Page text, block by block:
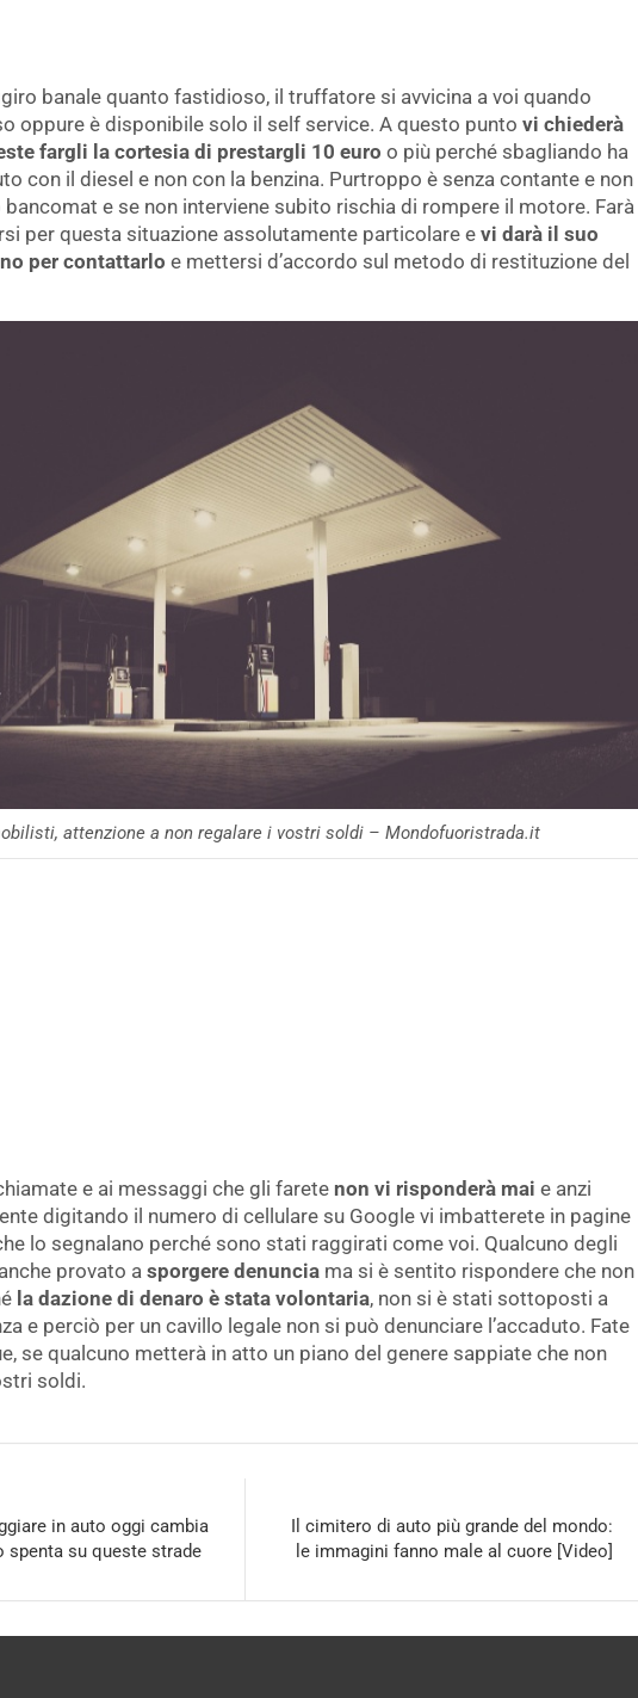
banale quanto fastidioso, il truffatore si avvicina a voi quando
oppure è disponibile solo il self service. A questo punto vi chiederà
fargli la cortesia di prestargli 10 euro o più perché sbagliando ha
con il diesel e non con la benzina. Purtroppo è senza contante e non
bancomat e se non interviene subito rischia di rompere il motore. Farà
per questa situazione assolutamente particolare e vi darà il suo
per contattarlo e mettersi d’accordo sul metodo di restituzione del
attenzione a non regalare i vostri soldi – Mondofuoristrada.it
e ai messaggi che gli farete non vi risponderà mai e anzi
digitando il numero di cellulare su Google vi imbatterete in pagine
lo segnalano perché sono stati raggirati come voi. Qualcuno degli
provato a sporgere denuncia ma si è sentito rispondere che non
la dazione di denaro è stata volontaria, non si è stati sottoposti a
e perciò per un cavillo legale non si può denunciare l’accaduto. Fate
se qualcuno metterà in atto un piano del genere sappiate che non
soldi.
in auto oggi cambia
spenta su queste strade
Il cimitero di auto più grande del mondo:
le immagini fanno male al cuore [Video]